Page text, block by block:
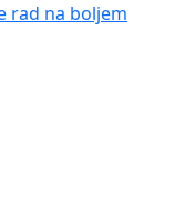
rad na boljem